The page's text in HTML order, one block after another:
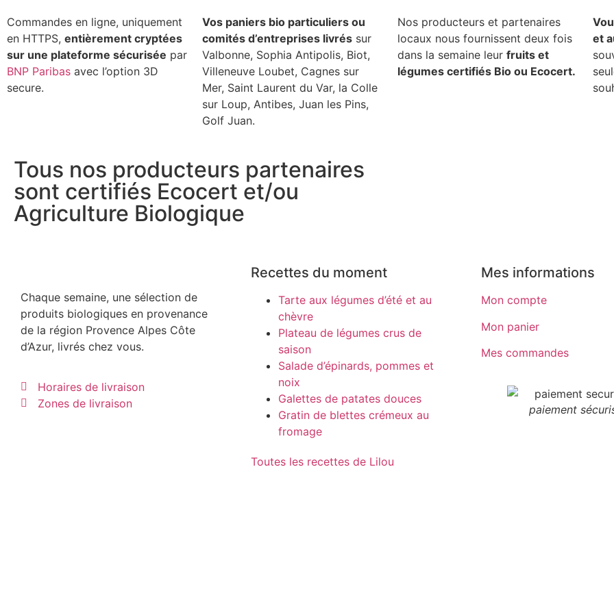
Commandes en ligne, uniquement
en HTTPS, entièrement cryptées
sur une plateforme sécurisée par
BNP Paribas avec l’option 3D
secure.
Vos paniers bio particuliers ou
comités d’entreprises livrés sur
Valbonne, Sophia Antipolis, Biot,
Villeneuve Loubet, Cagnes sur
Mer, Saint Laurent du Var, la Colle
sur Loup, Antibes, Juan les Pins,
Golf Juan.
Nos producteurs et partenaires
locaux nous fournissent deux fois
dans la semaine leur fruits et
légumes certifiés Bio ou Ecocert.
et
Tous nos producteurs partenaires
sont certifiés Ecocert et/ou
Agriculture Biologique
Chaque semaine, une sélection de
produits biologiques en provenance
de la région Provence Alpes Côte
d’Azur, livrés chez vous.
Horaires de livraison
Zones de livraison
Recettes du moment
Tarte aux légumes d’été et au
chèvre
Plateau de légumes crus de
saison
Salade d’épinards, pommes et
noix
Galettes de patates douces
Gratin de blettes crémeux au
fromage
Toutes les recettes de Lilou
Mes informations
Mon compte
Mon panier
Mes commandes
paiement